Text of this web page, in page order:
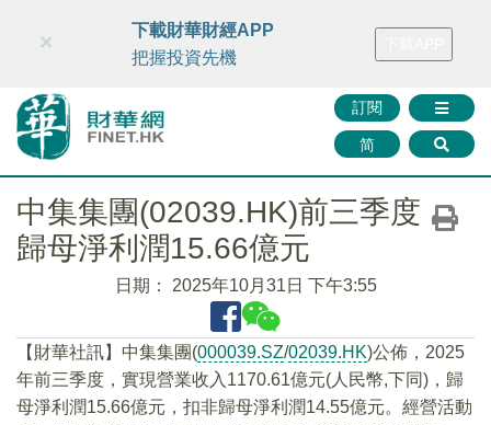
財華智庫網 FINTV FINMETA 財華證券 媒體矩陣
訂閱
简
×
下載財華財經APP
把握投資先機
中集集團(02039.HK)前三季度
歸母淨利潤15.66億元
日期： 2025年10月31日 下午3:55
【財華社訊】中集集團(000039.SZ/02039.HK)公佈，2025
年前三季度，實現營業收入1170.61億元(人民幣,下同)，歸
母淨利潤15.66億元，扣非歸母淨利潤14.55億元。經營活動